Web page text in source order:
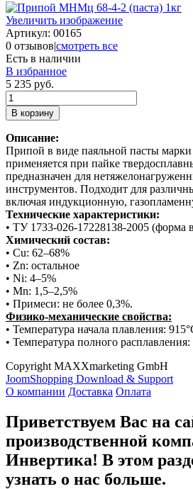
Увеличить изображение
Артикул: 00165
0 отзывов|смотреть все
Есть в наличии
В избранное
5 235 руб.
Описание:
Припой в виде паяльной пасты марки
применяется при пайке
предназначен для
инструментов. Подходит для
включая индукционную,
Технические характеристики:
• ТУ 1733-026-17228138-2005 (форма
Химический состав:
• Cu: 62–68%
• Zn: остальное
• Ni: 4–5%
• Mn: 1,5–2,5%
• Примеси: не более 0,3%.
Физико-механические свойства:
• Температура начала плавления:
• Температура полного расплавления:
Copyright MAXXmarketing GmbH
JoomShopping Download & Support
О компании Доставка Оплата
Приветствуем Вас на
производственной
Инвертика! В этом
узнать о нас больше.